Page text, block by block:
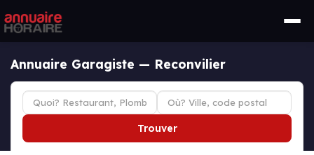
Annuaire Garagiste — Reconvilier
Trouver